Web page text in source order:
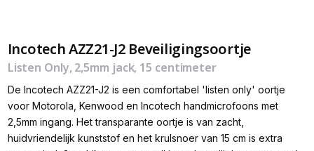
Incotech AZZ21-J2 Beveiligingsoortje
Listen Only, 2,5mm jack, 15 centimeter
De Incotech AZZ21-J2 is een comfortabel 'listen only' oortje
voor Motorola, Kenwood en Incotech handmicrofoons met
2,5mm ingang. Het transparante oortje is van zacht,
huidvriendelijk kunststof en het krulsnoer van 15 cm is extra